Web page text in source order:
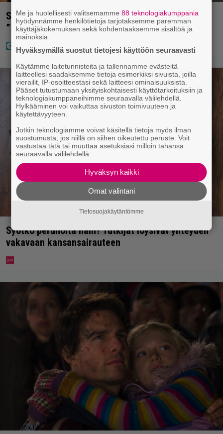
Sara ja Mikko Parikka etsivät uutta kotia –
”Seuraavaan kotiin tämmöinen”
Syötkö perunoita näin? Tutkijat löysivät yhteyden
vakavaan kansansairauteen
Me ja huolellisesti valitsemamme88 teknologiakumppania
hyödynnämme henkilötietoja tarjotaksemme paremman
käyttäjäkokemuksen sekä kohdentaaksemme sisältöä ja
mainoksia.
Hyväksymällä suostut tietojesi käyttöön seuraavasti
Käytämme laitetunnisteita ja tallennamme evästeitä
laitteellesi saadaksemme tietoja esimerkiksi sivuista, joilla
vierailit, IP-osoitteestasi sekä laitteesi ominaisuuksista.
Pääset tutustumaan yksityiskohtaisesti käyttötarkoituksiin ja
teknologiakumppaneihimme seuraavalla välilehdellä.
Hylkääminen voi vaikuttaa sivuston toimivuuteen ja
käytettävyyteen.
Jotkin teknologiamme voivat käsitellä tietoja myös ilman
suostumusta, jos niillä on siihen oikeutettu peruste. Voit
vastustaa tätä tai muuttaa asetuksiasi milloin tahansa
seuraavalla välilehdellä.
Hyväksyn kaikki
Omat valintani
Tietosuojakäytäntömme